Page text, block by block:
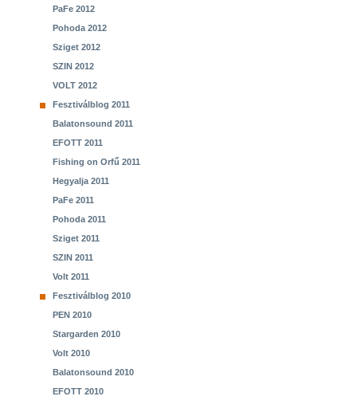
PaFe 2012
Pohoda 2012
Sziget 2012
SZIN 2012
VOLT 2012
Fesztiválblog 2011
Balatonsound 2011
EFOTT 2011
Fishing on Orfű 2011
Hegyalja 2011
PaFe 2011
Pohoda 2011
Sziget 2011
SZIN 2011
Volt 2011
Fesztiválblog 2010
PEN 2010
Stargarden 2010
Volt 2010
Balatonsound 2010
EFOTT 2010